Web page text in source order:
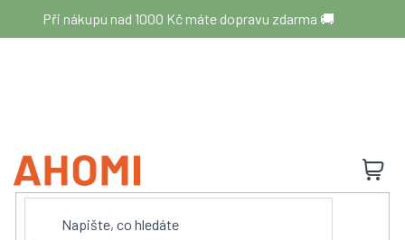
obsah
Při nákupu nad 1000 Kč máte dopravu zdarma 🚚